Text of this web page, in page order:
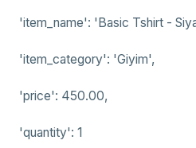
'item_name': 'Basic Tshirt -
'item_category': 'Giyim',
'price': 450.00,
'quantity': 1